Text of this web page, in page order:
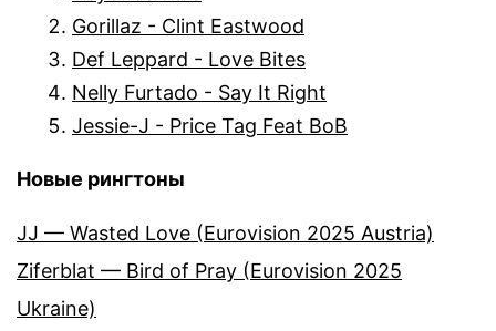
Gorillaz - Clint Eastwood
Def Leppard - Love Bites
Nelly Furtado - Say It Right
Jessie-J - Price Tag Feat BoB
Новые рингтоны
JJ — Wasted Love (Eurovision 2025 Austria)
Ziferblat — Bird of Pray (Eurovision 2025
Ukraine)